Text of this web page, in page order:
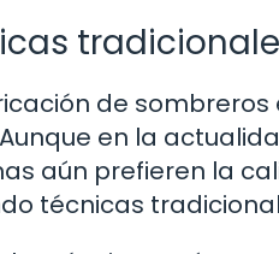
de
en la
aún prefieren la
técnicas